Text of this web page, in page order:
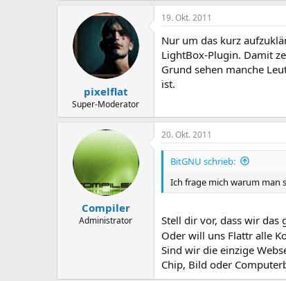
pixelflat
Super-Moderator
19. Okt. 2011
Nur um das kurz
LightBox-Plugin. Damit
Grund sehen manche
ist.
Compiler
Administrator
20. Okt. 2011
BitGNU schrieb:
Ich frage mich warum man
Stell dir vor, dass wir das
Oder will uns Flattr alle
Sind wir die einzige
Chip, Bild oder